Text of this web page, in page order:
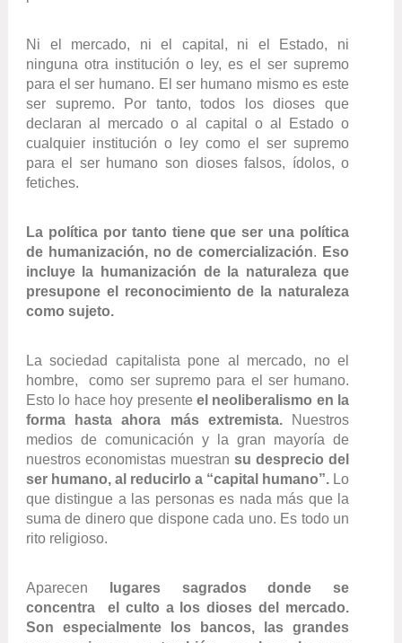
Ni el mercado, ni el capital, ni el Estado, ni
ninguna otra institución o ley, es el ser supremo
para el ser humano. El ser humano mismo es este
ser supremo. Por tanto, todos los dioses que
declaran al mercado o al capital o al Estado o
cualquier institución o ley como el ser supremo
para el ser humano son dioses falsos, ídolos, o
fetiches.
La política por tanto tiene que ser una política
de humanización, no de comercialización. Eso
incluye la humanización de la naturaleza que
presupone el reconocimiento de la naturaleza
como sujeto.
La sociedad capitalista pone al mercado, no el
hombre, como ser supremo para el ser humano.
Esto lo hace hoy presente el neoliberalismo en la
forma hasta ahora más extremista.Nuestros
medios de comunicación y la gran mayoría de
nuestros economistas muestransu desprecio del
ser humano, al reducirlo a “capital humano”. Lo
que distingue a las personas es nada más que la
suma de dinero que dispone cada uno. Es todo un
rito religioso.
Aparecen
lugares sagrados donde se
concentra el culto a los dioses del mercado.
Son especialmente los bancos, las grandes